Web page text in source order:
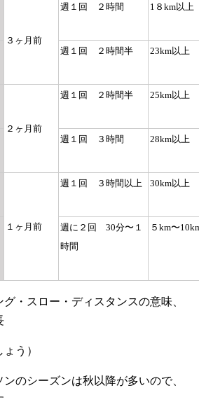
３ヶ月前
週１回 ２時間 1８km以上
週１回 ２時間半 23km以上
２ヶ月前
週１回 ２時間半 25km以上
週１回 ３時間 28km以上
１ヶ月前
週１回 ３時間以上 30km以上
週に２回 30分〜１
時間
５km〜
スロー・ディスタンスの意味、
う）
シーズンは秋以降が多いので、